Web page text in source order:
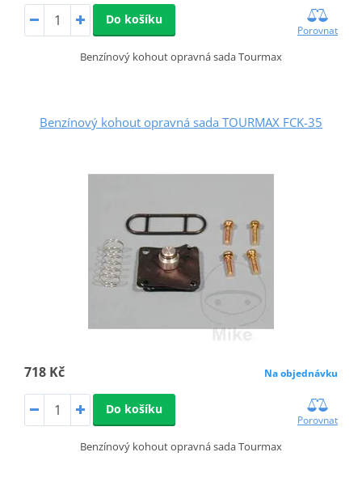
Do košíku
Porovnat
Benzínový kohout opravná sada Tourmax
Benzínový kohout opravná sada TOURMAX FCK-35
718 Kč Na objednávku
Do košíku
Porovnat
Benzínový kohout opravná sada Tourmax